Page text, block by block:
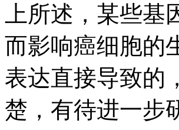
上所述，某些
而影响癌细胞的
表达直接导致的
楚，有待进一步